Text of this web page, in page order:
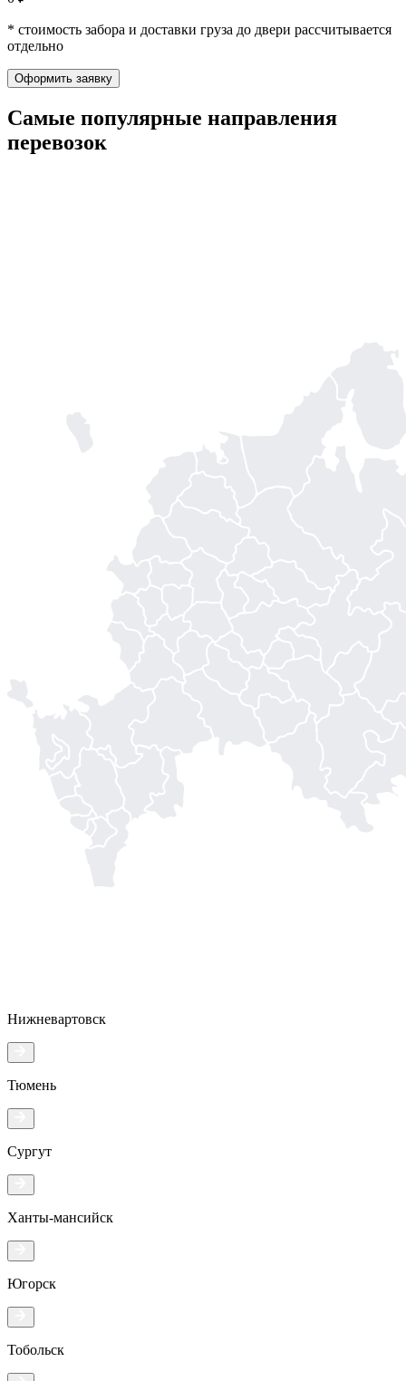
* стоимость забора и доставки груза до двери рассчитывается
отдельно
Оформить заявку
Самые популярные направления
перевозок
Нижневартовск
Тюмень
Сургут
Ханты-мансийск
Югорск
Тобольск